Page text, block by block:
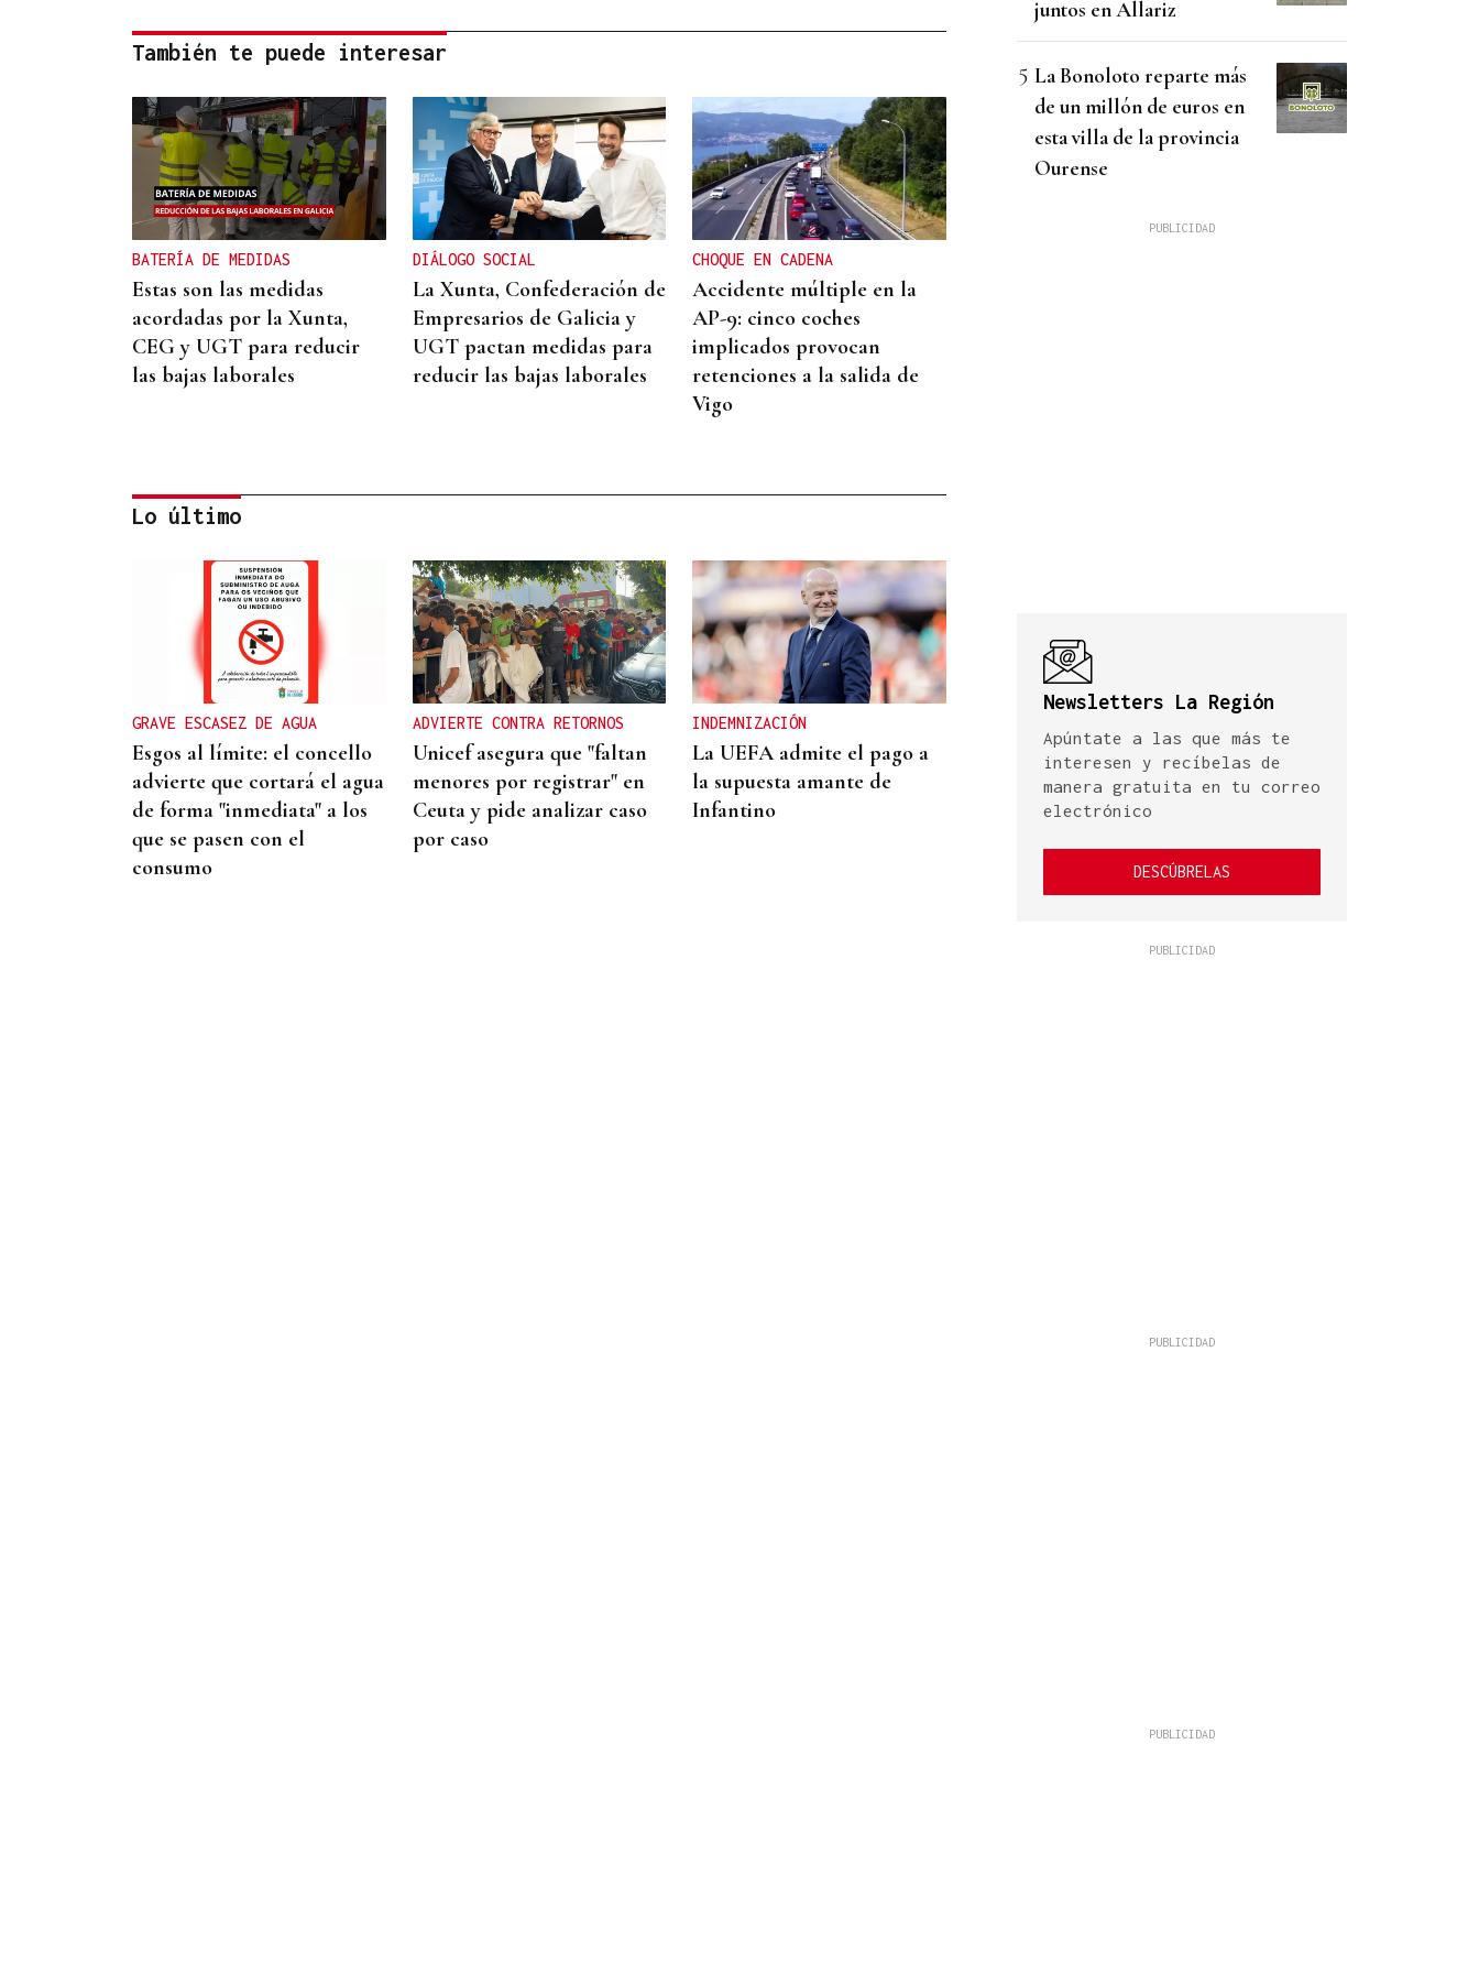
También te puede interesar
BATERÍA DE MEDIDAS
Estas son las medidas
acordadas por la Xunta,
CEG y UGT para reducir
las bajas laborales
DIÁLOGO SOCIAL
La Xunta, Confederación de
Empresarios de Galicia y
UGT pactan medidas para
reducir las bajas laborales
CHOQUE EN CADENA
Accidente múltiple en la
AP-9: cinco coches
implicados provocan
retenciones a la salida de
Vigo
INCUMPLIMIENTO LEGAL
Turismo veta la “Ruta del
Narcotráfico” de Laureano
Oubiña por no cumplir con
la Ley de Turismo de
Galicia
Lo último
GRAVE ESCASEZ DE AGUA
Esgos al límite: el concello
advierte que cortará el agua
de forma "inmediata" a los
que se pasen con el
consumo
ADVIERTE CONTRA RETORNOS
Unicef asegura que "faltan
menores por registrar" en
Ceuta y pide analizar caso
por caso
INDEMNIZACIÓN
La UEFA admite el pago a
la supuesta amante de
Infantino
juntos en Allariz
La Bonoloto reparte más
de un millón de euros en
esta villa de la provincia
Ourense
Newsletters La Región
Apúntate a las que más te
interesen y recíbelas de
manera gratuita en tu correo
electrónico
DESCÚBRELAS